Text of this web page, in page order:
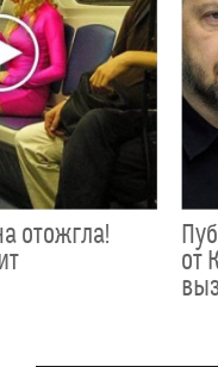
отожгла!
от